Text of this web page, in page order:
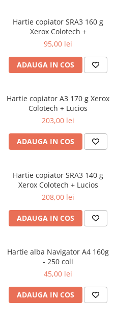
Hartie copiator SRA3 160 g
Xerox Colotech +
95,00 lei
ADAUGA IN COS
Hartie copiator A3 170 g Xerox
Colotech + Lucios
203,00 lei
ADAUGA IN COS
Hartie copiator SRA3 140 g
Xerox Colotech + Lucios
208,00 lei
ADAUGA IN COS
Hartie alba Navigator A4 160g
- 250 coli
45,00 lei
ADAUGA IN COS